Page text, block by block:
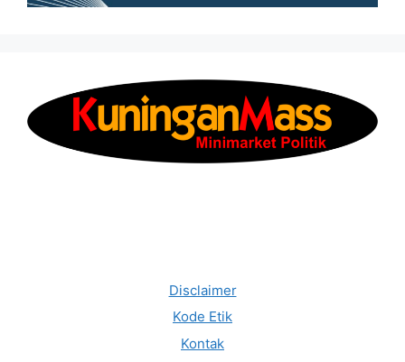
Disclaimer
Kode Etik
Kontak